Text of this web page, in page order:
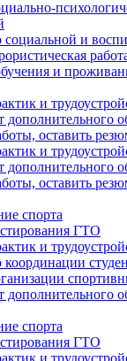
и
и
и
дополнительного
оставить
и
дополнительного
оставить
спорта
ГТО
и
дополнительного
спорта
ГТО